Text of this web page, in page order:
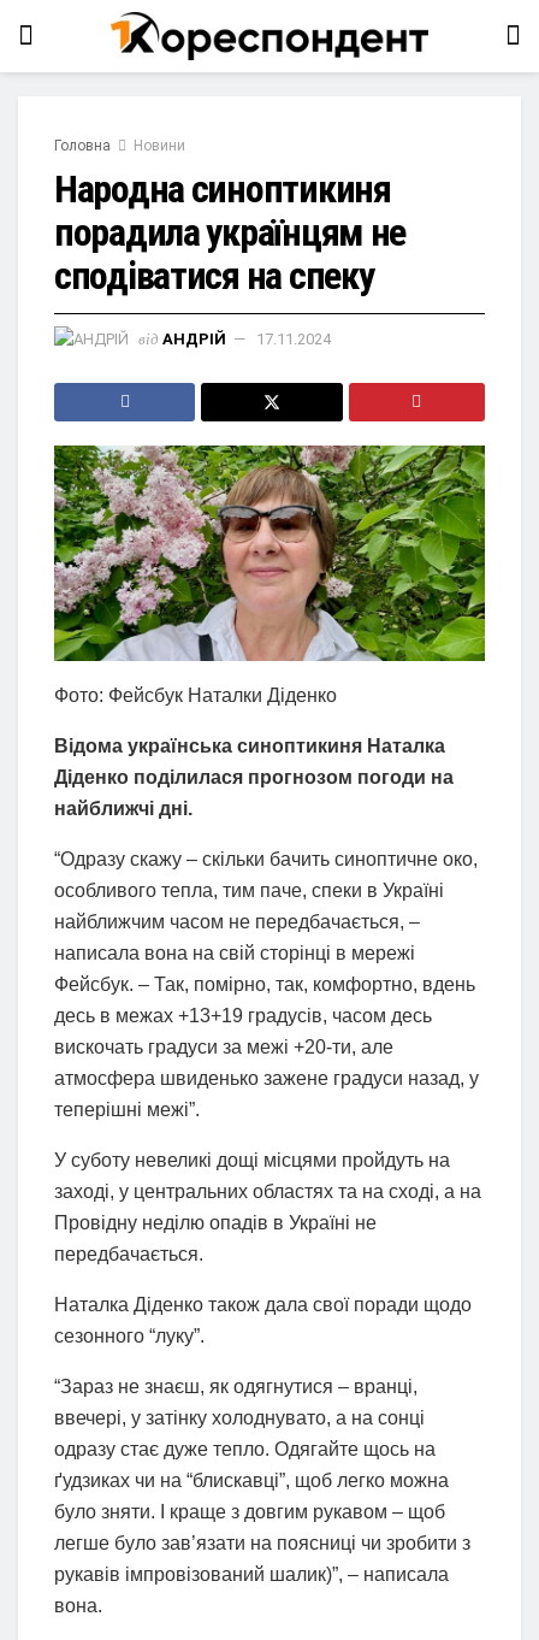
Головна Новини
Народна синоптикиня
порадила українцям не
сподіватися на спеку
від АНДРІЙ 17.11.2024
Фото: Фейсбук Наталки Діденко
Відома українська синоптикиня Наталка
Діденко поділилася прогнозом погоди на
найближчі дні.
“Одразу скажу – скільки бачить синоптичне око,
особливого тепла, тим паче, спеки в Україні
найближчим часом не передбачається, –
написала вона на свій сторінці в мережі
Фейсбук. – Так, помірно, так, комфортно, вдень
десь в межах +13+19 градусів, часом десь
вискочать градуси за межі +20-ти, але
атмосфера швиденько зажене градуси назад, у
теперішні межі”.
У суботу невеликі дощі місцями пройдуть на
заході, у центральних областях та на сході, а на
Провідну неділю опадів в Україні не
передбачається.
Наталка Діденко також дала свої поради щодо
сезонного “луку”.
“Зараз не знаєш, як одягнутися – вранці,
ввечері, у затінку холоднувато, а на сонці
одразу стає дуже тепло. Одягайте щось на
ґудзиках чи на “блискавці”, щоб легко можна
було зняти. І краще з довгим рукавом – щоб
легше було зав’язати на поясниці чи зробити з
рукавів імпровізований шалик)”, – написала
вона.